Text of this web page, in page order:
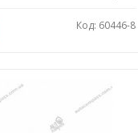
Код: 60446-8